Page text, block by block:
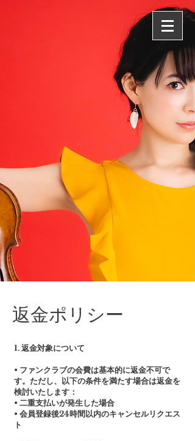
​返金ポリシー
1. 返金対象について
• ファンクラブの会費は基本的に返金不可で
す。ただし、以下の条件を満たす場合は返金を
検討いたします：
• 二重支払いが発生した場合
• 会員登録後24時間以内のキャンセルリクエス
ト